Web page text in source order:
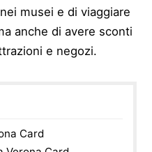
musei e di viaggiare
anche di avere sconti
e negozi.
Card